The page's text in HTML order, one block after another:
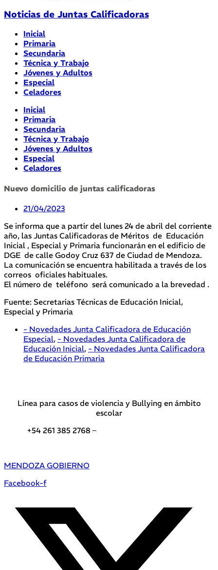
Noticias de Juntas Calificadoras
Inicial
Primaria
Secundaria
Técnica y Trabajo
Jóvenes y Adultos
Especial
Celadores
Inicial
Primaria
Secundaria
Técnica y Trabajo
Jóvenes y Adultos
Especial
Celadores
Nuevo domicilio de juntas calificadoras
21/04/2023
Se informa que a partir del lunes 24 de abril del corriente
año, las Juntas Calificadoras de Méritos de Educación
Inicial , Especial y Primaria funcionarán en el edificio de
DGE de calle Godoy Cruz 637 de Ciudad de Mendoza.
La comunicación se encuentra habilitada a través de los
correos oficiales habituales.
El número de teléfono será comunicado a la brevedad .
Fuente: Secretarias Técnicas de Educación Inicial,
Especial y Primaria
- Novedades Junta Calificadora de Educación
Especial, - Novedades Junta Calificadora de
Educación Inicial, - Novedades Junta Calificadora
de Educación Primaria
Línea para casos de violencia y Bullying en ámbito
escolar
+54 261 385 2768 –
MENDOZA GOBIERNO
Facebook-f